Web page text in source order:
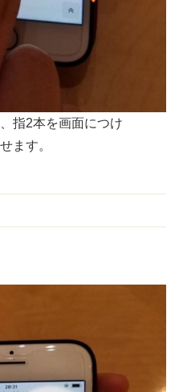
指2本を画面につけ
ます。